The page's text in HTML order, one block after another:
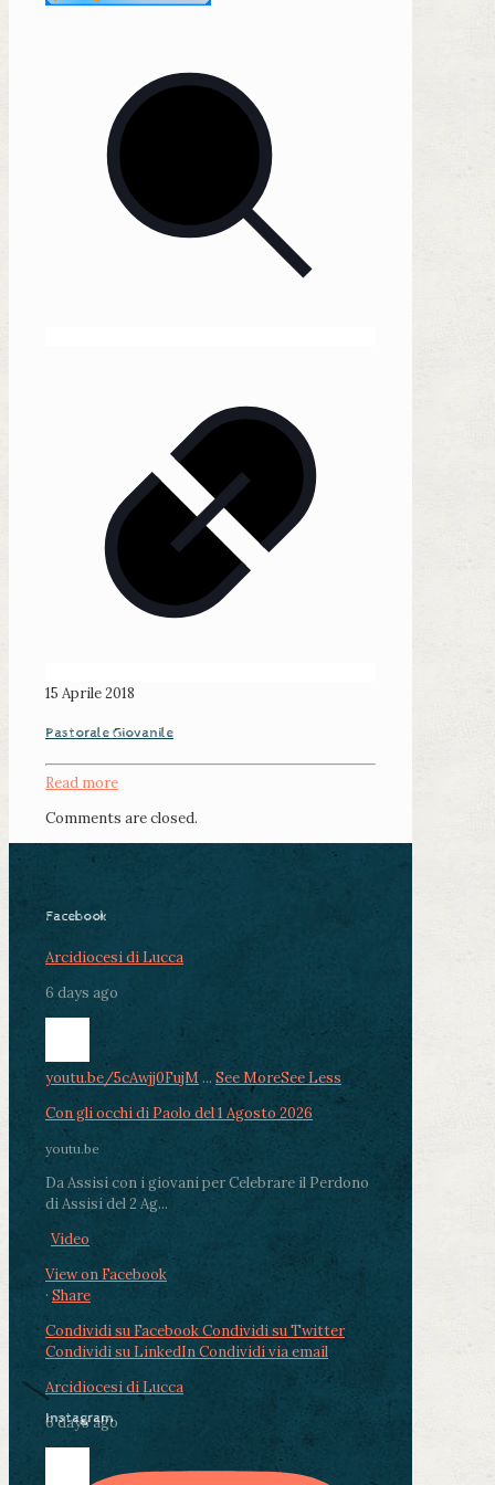
15 Aprile 2018
Pastorale Giovanile
Read more
Comments are closed.
Facebook
Arcidiocesi di Lucca
6 days ago
youtu.be/5cAwjj0FujM ... See MoreSee Less
Con gli occhi di Paolo del 1 Agosto 2026
youtu.be
Da Assisi con i giovani per Celebrare il Perdono
di Assisi del 2 Ag...
Video
View on Facebook
· Share
Condividi su FacebookCondividi su Twitter
Condividi su LinkedInCondividi via email
Arcidiocesi di Lucca
6 days ago
Instagram